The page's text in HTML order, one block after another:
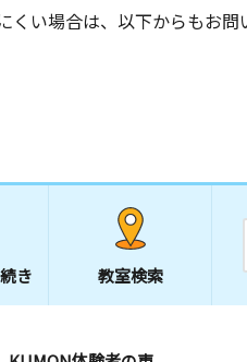
い場合は、以下からもお問
き 教室検索